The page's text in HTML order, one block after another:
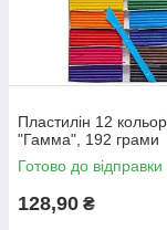
Пластилін 12
"Гамма", 192 грами
Готово до відправки
128,90 ₴